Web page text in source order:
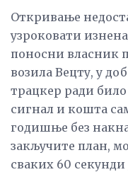
Откривање
узроковати
поносни власник
возила Вецту, у
трацкер ради било
сигнал и кошта
годишње без
закључите план,
сваких 60 секунди